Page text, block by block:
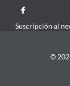
Suscripción al
©